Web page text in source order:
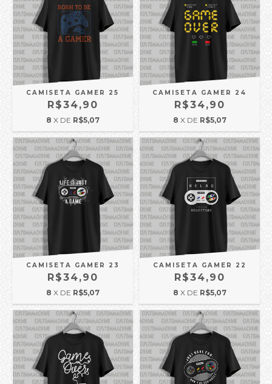
CAMISETA GAMER 25
R$34,90
8 X DE R$5,07
CAMISETA GAMER 24
R$34,90
8 X DE R$5,07
CAMISETA GAMER 23
R$34,90
8 X DE R$5,07
CAMISETA GAMER 22
R$34,90
8 X DE R$5,07